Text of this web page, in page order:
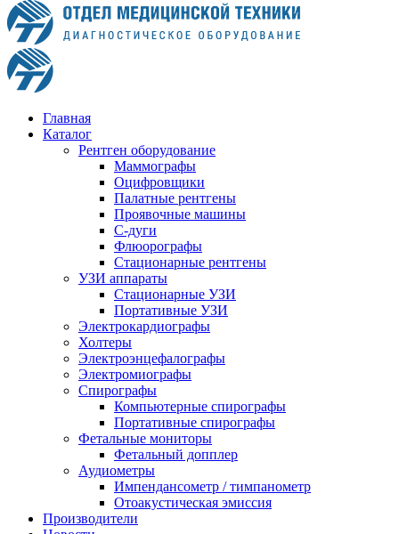
Главная
Каталог
Рентген оборудование
Маммографы
Оцифровщики
Палатные рентгены
Проявочные машины
С-дуги
Флюорографы
Стационарные рентгены
УЗИ аппараты
Стационарные УЗИ
Портативные УЗИ
Электрокардиографы
Холтеры
Электроэнцефалографы
Электромиографы
Спирографы
Компьютерные спирографы
Портативные спирографы
Фетальные мониторы
Фетальный допплер
Аудиометры
Импендансометр / тимпанометр
Отоакустическая эмиссия
Производители